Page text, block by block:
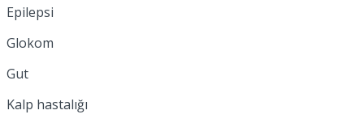
Epilepsi
Glokom
Gut
Kalp hastalığı